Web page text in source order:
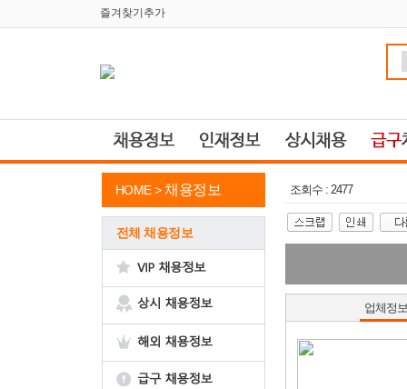
즐겨찾기추가
HOME > 채용정보
전체 채용정보
조회수 : 2477
업체정보